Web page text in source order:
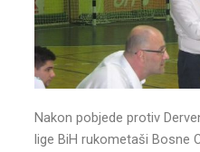
Nakon pobjede protiv
lige BiH rukometaši Bosne